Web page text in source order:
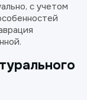
с учетом